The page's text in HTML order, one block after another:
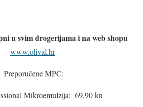
u svim drogerijama ina web shopu
www.olival.hr
Preporučene MPC:
Mikroemulzija: 69,90 kn